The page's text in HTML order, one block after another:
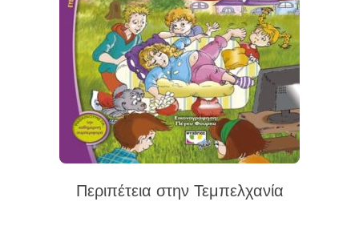
Περιπέτεια στην Τεμπελχανία